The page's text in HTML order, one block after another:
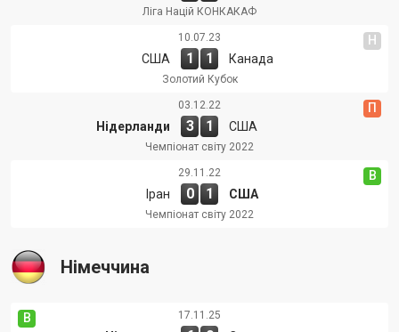
Ліга Націй КОНКАКАФ
Н
10.07.23
США 1 1 Канада
Золотий Кубок
П
03.12.22
Нідерланди 3 1 США
Чемпіонат світу 2022
В
29.11.22
Іран 0 1 США
Чемпіонат світу 2022
Німеччина
В 17.11.25